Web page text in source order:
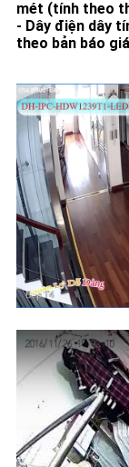
mét (tính theo
- Dây điện dây
theo bản báo